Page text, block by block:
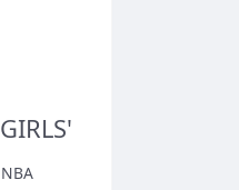
GIRLS'
NBA